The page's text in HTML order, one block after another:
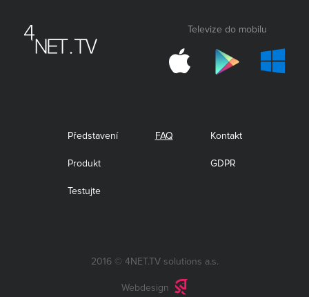
Televize do mobilu
Představení
Produkt
Testujte
FAQ Kontakt
GDPR
2016 © 4NET.TV solutions a.s.
Webdesign